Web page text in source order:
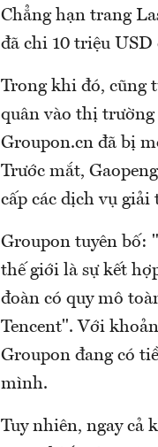
Chẳng hạn trang
đã chi 10 triệu
Trong khi đó, cũng
quân vào thị trường
Groupon.cn đã bị
Trước mắt,
cấp các dịch vụ
Groupon tuyên bố:
thế giới là sự kết
đoàn có quy mô
Tencent". Với
Groupon đang có
mình.
Tuy nhiên, ngay cả